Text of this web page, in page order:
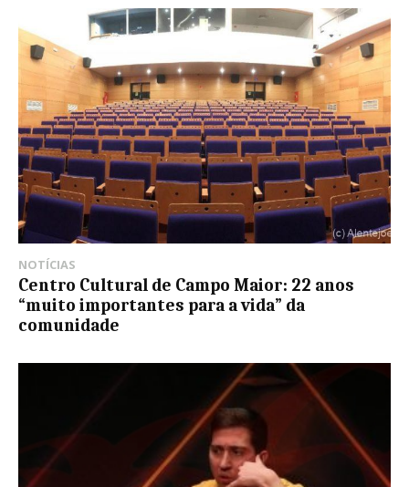
NOTÍCIAS
Centro Cultural de Campo Maior: 22 anos
“muito importantes para a vida” da
comunidade